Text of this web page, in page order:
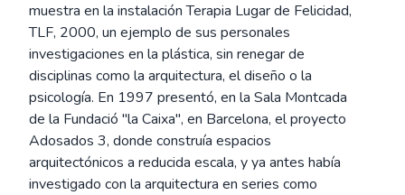
muestra en la instalación Terapia Lugar de Felicidad,
TLF, 2000, un ejemplo de sus personales
investigaciones en la plástica, sin renegar de
disciplinas como la arquitectura, el diseño o la
psicología. En 1997 presentó, en la Sala Montcada
de la Fundació "la Caixa", en Barcelona, el proyecto
Adosados 3, donde construía espacios
arquitectónicos a reducida escala, y ya antes había
investigado con la arquitectura en series como